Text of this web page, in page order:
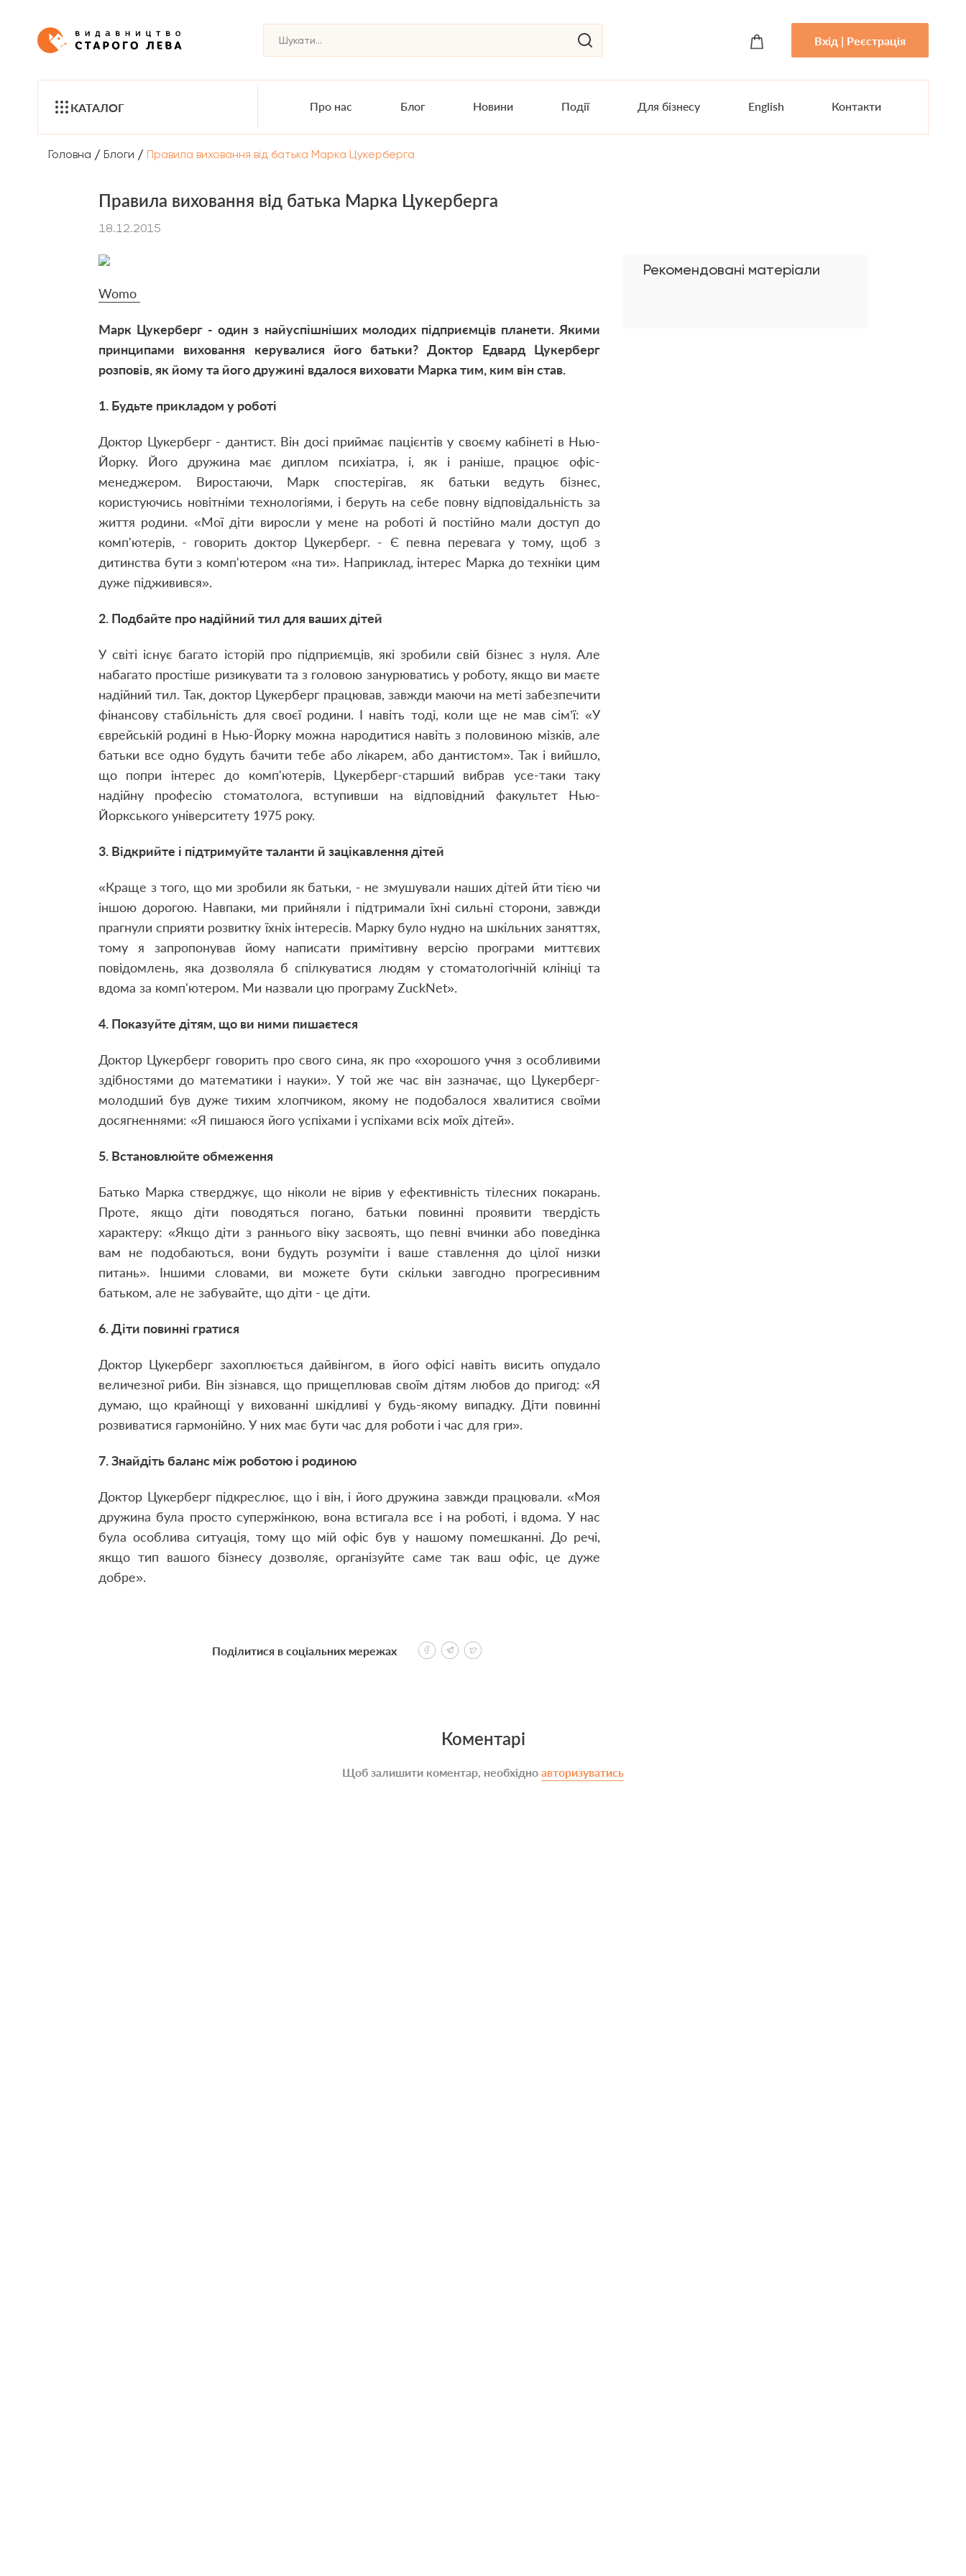
Вхід | Реєстрація
КАТАЛОГ Про нас Блог Новини Події Для бізнесу English Контакти
Головна / Блоги / Правила виховання від батька Марка Цукерберга
Правила виховання від батька Марка Цукерберга
18.12.2015
Womo
Марк Цукерберг - один з найуспішніших молодих підприємців планети. Якими
принципами виховання керувалися його батьки? Доктор Едвард Цукерберг
розповів, як йому та його дружині вдалося виховати Марка тим, ким він став.
1. Будьте прикладом у роботі
Доктор Цукерберг - дантист. Він досі приймає пацієнтів у своєму кабінеті в Нью-
Йорку. Його дружина має диплом психіатра, і, як і раніше, працює офіс-
менеджером. Виростаючи, Марк спостерігав, як батьки ведуть бізнес,
користуючись новітніми технологіями, і беруть на себе повну відповідальність за
життя родини. «Мої діти виросли у мене на роботі й постійно мали доступ до
комп'ютерів, - говорить доктор Цукерберг. - Є певна перевага у тому, щоб з
дитинства бути з комп'ютером «на ти». Наприклад, інтерес Марка до техніки цим
дуже підживився».
2. Подбайте про надійний тил для ваших дітей
У світі існує багато історій про підприємців, які зробили свій бізнес з нуля. Але
набагато простіше ризикувати та з головою занурюватись у роботу, якщо ви маєте
надійний тил. Так, доктор Цукерберг працював, завжди маючи на меті забезпечити
фінансову стабільність для своєї родини. І навіть тоді, коли ще не мав сім’ї: «У
єврейській родині в Нью-Йорку можна народитися навіть з половиною мізків, але
батьки все одно будуть бачити тебе або лікарем, або дантистом». Так і вийшло,
що попри інтерес до комп'ютерів, Цукерберг-старший вибрав усе-таки таку
надійну професію стоматолога, вступивши на відповідний факультет Нью-
Йоркського університету 1975 року.
3. Відкрийте і підтримуйте таланти й зацікавлення дітей
«Краще з того, що ми зробили як батьки, - не змушували наших дітей йти тією чи
іншою дорогою. Навпаки, ми прийняли і підтримали їхні сильні сторони, завжди
прагнули сприяти розвитку їхніх інтересів. Марку було нудно на шкільних заняттях,
тому я запропонував йому написати примітивну версію програми миттєвих
повідомлень, яка дозволяла б спілкуватися людям у стоматологічній клініці та
вдома за комп'ютером. Ми назвали цю програму ZuckNet».
4. Показуйте дітям, що ви ними пишаєтеся
Доктор Цукерберг говорить про свого сина, як про «хорошого учня з особливими
здібностями до математики і науки». У той же час він зазначає, що Цукерберг-
молодший був дуже тихим хлопчиком, якому не подобалося хвалитися своїми
досягненнями: «Я пишаюся його успіхами і успіхами всіх моїх дітей».
5. Встановлюйте обмеження
Батько Марка стверджує, що ніколи не вірив у ефективність тілесних покарань.
Проте, якщо діти поводяться погано, батьки повинні проявити твердість
характеру: «Якщо діти з раннього віку засвоять, що певні вчинки або поведінка
вам не подобаються, вони будуть розуміти і ваше ставлення до цілої низки
питань». Іншими словами, ви можете бути скільки завгодно прогресивним
батьком, але не забувайте, що діти - це діти.
6. Діти повинні гратися
Доктор Цукерберг захоплюється дайвінгом, в його офісі навіть висить опудало
величезної риби. Він зізнався, що прищеплював своїм дітям любов до пригод: «Я
думаю, що крайнощі у вихованні шкідливі у будь-якому випадку. Діти повинні
розвиватися гармонійно. У них має бути час для роботи і час для гри».
7. Знайдіть баланс між роботою і родиною
Доктор Цукерберг підкреслює, що і він, і його дружина завжди працювали. «Моя
дружина була просто супержінкою, вона встигала все і на роботі, і вдома. У нас
була особлива ситуація, тому що мій офіс був у нашому помешканні. До речі,
якщо тип вашого бізнесу дозволяє, організуйте саме так ваш офіс, це дуже
добре».
Рекомендовані матеріали
Поділитися в соціальних мережах
Коментарі
Щоб залишити коментар, необхідно авторизуватись